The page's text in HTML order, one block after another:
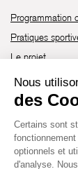
Programmation
Pratiques
Le projet
Brochure de
Découvrir les
Devenir
Établissement